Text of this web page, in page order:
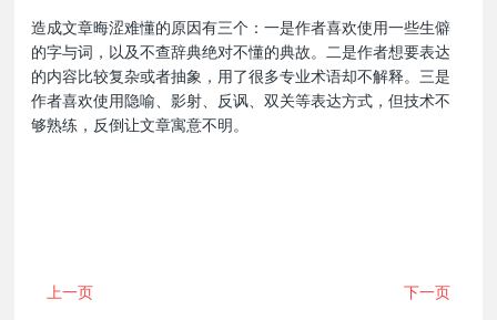
造成文章晦涩难懂的原因有三个：一是作者喜欢使用一些生僻
的字与词，以及不查辞典绝对不懂的典故。二是作者想要表达
的内容比较复杂或者抽象，用了很多专业术语却不解释。三是
作者喜欢使用隐喻、影射、反讽、双关等表达方式，但技术不
够熟练，反倒让文章寓意不明。
上一页 下一页